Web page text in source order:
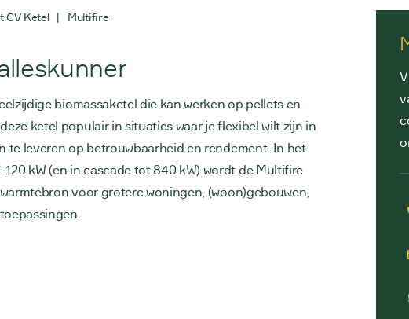
CV Ketel | Multifire
biomassaketel die kan werken op pellets en
ketel populair in situaties waar je flexibel wilt zijn in
te leveren op betrouwbaarheid en rendement. In het
kW (en in cascade tot 840 kW) wordt de Multifire
voor grotere woningen, (woon)gebouwen,